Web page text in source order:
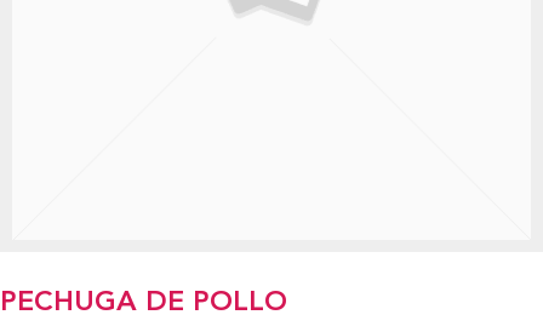
PECHUGA DE POLLO